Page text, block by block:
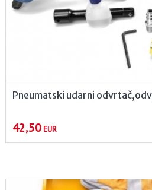
Pneumatski udarni
42,50EUR